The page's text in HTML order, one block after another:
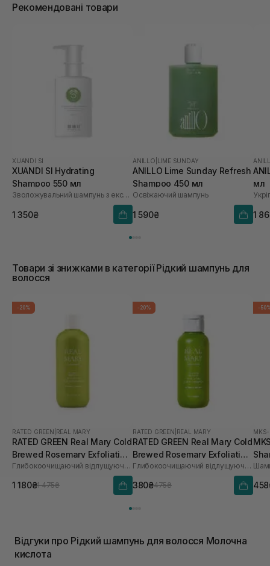
Рекомендовані товари
XUANDI SI
XUANDI SI Hydrating
Shampoo 550 мл
Зволожувальний шампунь з екстрактом зерна
1 350₴
ANILLO LIME SUNDAY
ANILLO Lime Sunday Refresh
Shampoo 450 мл
Освіжаючий шампунь
1 590₴
мл
1
Товари зі знижками в категорії Рідкий шампунь для
волосся
-20%
RATED GREEN REAL MARY
RATED GREEN Real Mary Cold
Brewed Rosemary Exfoliating
Scalp Shampoo 400 ml
Глибокоочищаючий відлущуючий шампунь з соком розмарину
1 180₴1 475₴
-20%
RATED GREEN REAL MARY
RATED GREEN Real Mary Cold
Brewed Rosemary Exfoliating
Scalp Shampoo 100 мл
Глибокоочищаючий відлущуючий шампунь з соком розмарину
380₴475₴
-
Відгуки про Рідкий шампунь для волосся Молочна
кислота